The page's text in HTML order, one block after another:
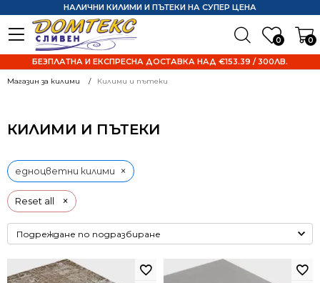
0 0
НАЛИЧНИ КИЛИМИ И ПЪТЕКИ НА СУПЕР ЦЕНА
БЕЗПЛАТНА И ЕКСПРЕСНА ДОСТАВКА НАД €153.39 / 300ЛВ.
Магазин за килими Килими и пътеки
КИЛИМИ И ПЪТЕКИ
Reset all ×
едноцветни килими ×